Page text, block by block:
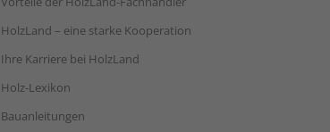
HolzLand – eine starke Kooperation
Ihre Karriere bei HolzLand
Holz-Lexikon
Bauanleitungen